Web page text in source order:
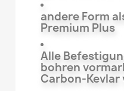
andere Form
Premium Plus
Alle
bohren
Carbon-